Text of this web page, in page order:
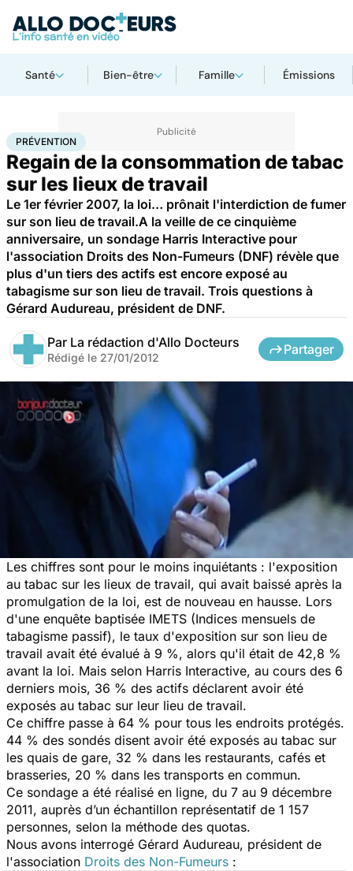
Santé Bien-être Famille Émissions
AccueilSantéMaladies Prévention
PRÉVENTION
Regain de la consommation de tabac
sur les lieux de travail
Le 1er février 2007, la loi… prônait l'interdiction de fumer
sur son lieu de travail.A la veille de ce cinquième
anniversaire, un sondage Harris Interactive pour
l'association Droits des Non-Fumeurs (DNF) révèle que
plus d'un tiers des actifs est encore exposé au
tabagisme sur son lieu de travail. Trois questions à
Gérard Audureau, président de DNF.
Par La rédaction d'Allo Docteurs
Rédigé le 27/01/2012
Partager
Les chiffres sont pour le moins inquiétants : l'exposition
au tabac sur les lieux de travail, qui avait baissé après la
promulgation de la loi, est de nouveau en hausse. Lors
d'une enquête baptisée IMETS (Indices mensuels de
tabagisme passif), le taux d'exposition sur son lieu de
travail avait été évalué à 9 %, alors qu'il était de 42,8 %
avant la loi. Mais selon Harris Interactive, au cours des 6
derniers mois, 36 % des actifs déclarent avoir été
exposés au tabac sur leur lieu de travail.
Ce chiffre passe à 64 % pour tous les endroits protégés.
44 % des sondés disent avoir été exposés au tabac sur
les quais de gare, 32 % dans les restaurants, cafés et
brasseries, 20 % dans les transports en commun.
Ce sondage a été réalisé en ligne, du 7 au 9 décembre
2011, auprès d’un échantillon représentatif de 1 157
personnes, selon la méthode des quotas.
Nous avons interrogé Gérard Audureau, président de
l'association Droits des Non-Fumeurs :